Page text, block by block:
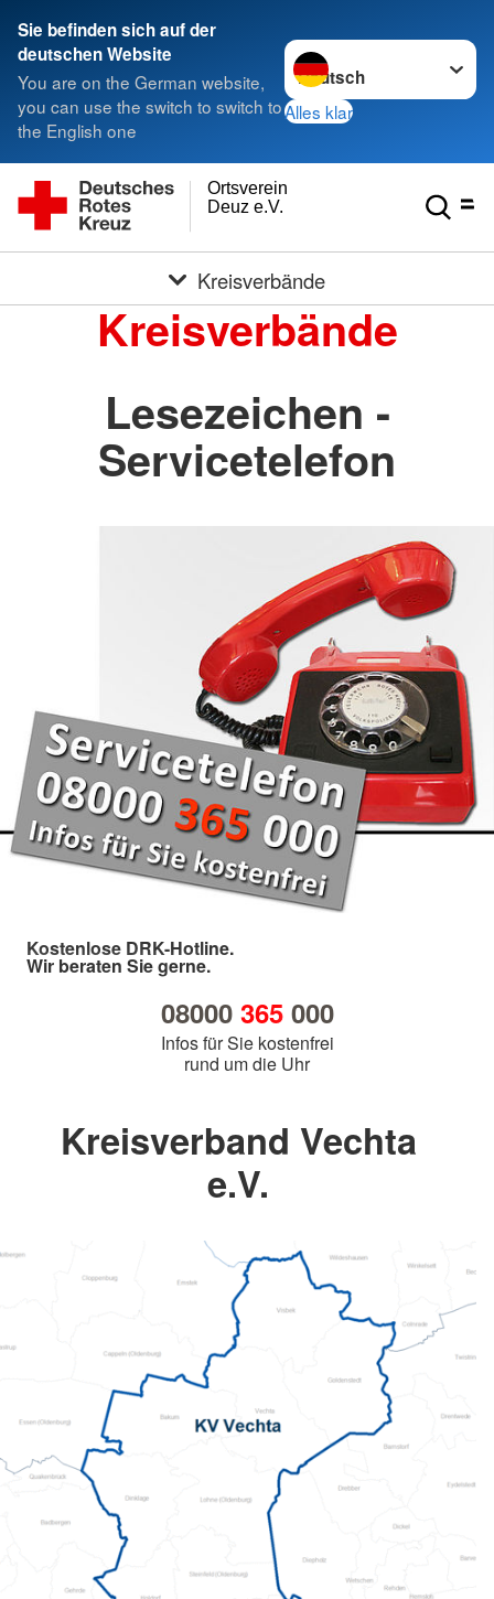
Sie befinden sich auf der
deutschen Website
You are on the German website,
you can use the switch to switch to
the English one
Sprache wechseln zu
Alles klar
Deuz e.V.
Ortsverein
Kreisverbände
Kreisverbände
Lesezeichen -
Servicetelefon
Kostenlose DRK-Hotline.
Wir beraten Sie gerne.
08000 365000
Infos für Sie kostenfrei
rund um die Uhr
Kreisverband Vechta
e.V.